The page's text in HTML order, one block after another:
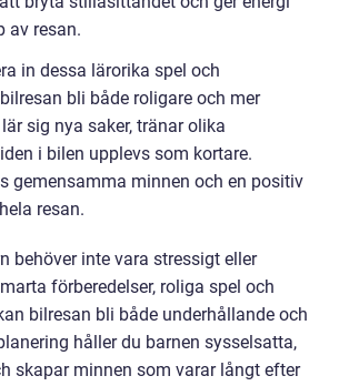
av resan.
in dessa lärorika spel och
bli både roligare och mer
sig nya saker, tränar olika
i bilen upplevs som kortare.
gemensamma minnen och en positiv
resan.
behöver inte vara stressigt eller
förberedelser, roliga spel och
bilresan bli både underhållande och
håller du barnen sysselsatta,
skapar minnen som varar långt efter